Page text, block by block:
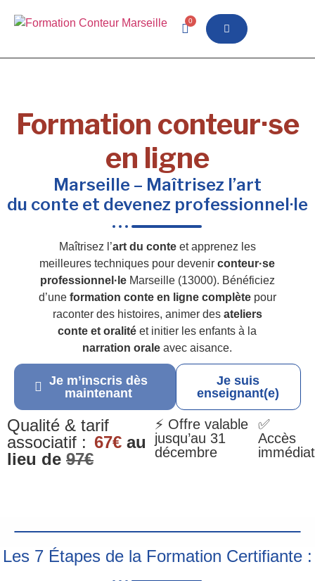
0
Formation conteur·se
en ligne
Marseille – Maîtrisez l’art
du conte et devenez professionnel·le
Maîtrisez l’art du conteet apprenez les
meilleures techniques pour devenirconteur·se
professionnel·leMarseille (13000). Bénéficiez
d’une formation conte en ligne complètepour
raconter des histoires, animer des ateliers
conte et oralité et initier les enfants à la
narration orale avec aisance.
Je m’inscris dès
maintenant
Je suis
enseignant(e)
Qualité & tarif
associatif : 67€ au
lieu de 97€
⚡ Offre valable
jusqu’au 31
décembre
✅
Accès
immédiat
Les 7 Étapes de la Formation Certifiante :